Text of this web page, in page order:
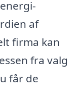
af
firma kan
fra valg
får de